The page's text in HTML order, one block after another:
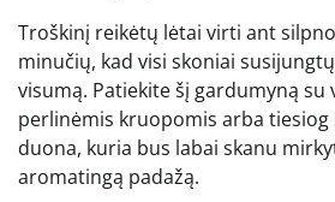
Troškinį reikėtų lėtai virti ant
minučių, kad visi skoniai
visumą. Patiekite šį gardumyną su
perlinėmis kruopomis arba tiesiog
duona, kuria bus labai skanu
aromatingą padažą.